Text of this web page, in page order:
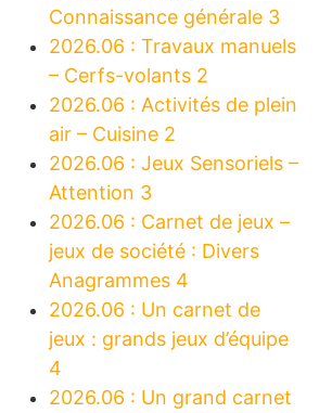
Connaissance générale 3
2026.06 : Travaux manuels
– Cerfs-volants 2
2026.06 : Activités de plein
air – Cuisine 2
2026.06 : Jeux Sensoriels –
Attention 3
2026.06 : Carnet de jeux –
jeux de société : Divers
Anagrammes 4
2026.06 : Un carnet de
jeux : grands jeux d’équipe
4
2026.06 : Un grand carnet